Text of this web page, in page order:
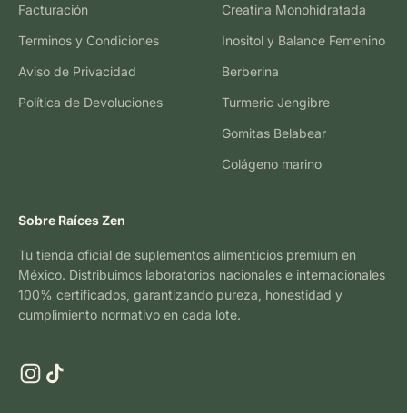
Facturación
Terminos y Condiciones
Aviso de Privacidad
Política de Devoluciones
Creatina Monohidratada
Inositol y Balance Femenino
Berberina
Turmeric Jengibre
Gomitas Belabear
Colágeno marino
Sobre Raíces Zen
Tu tienda oficial de suplementos alimenticios premium en
México. Distribuimos laboratorios nacionales e internacionales
100% certificados, garantizando pureza, honestidad y
cumplimiento normativo en cada lote.